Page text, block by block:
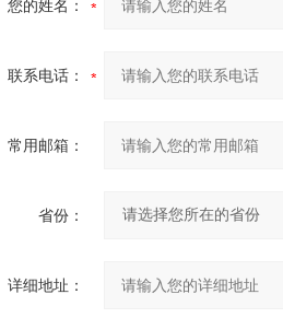
您的姓名：
联系电话：
常用邮箱：
省份：
详细地址：